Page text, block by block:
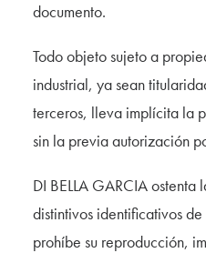
documento.
Todo objeto sujeto a
industrial, ya sean
terceros, lleva implícita la
sin la previa autorización
DI BELLA GARCIA
distintivos identificativos
prohíbe su reproducción,